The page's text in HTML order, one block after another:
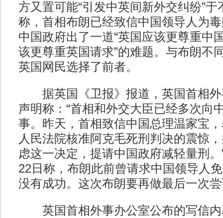
方又置可能“引发中英间新外交纠纷”
称，首相布朗已经致信中国领导人为
中国政府出了一道“英国应该更尊重中
该更尊重英国请求”的难题。与布朗不
英国网民选择了前者。
据英国《卫报》报道，英国首相外
声明称：“首相和外交大臣已经多次向
事。昨天，首相致信中国总理温家宝
人民法院核准阿克毛死刑判决的震惊
虑这一决定，提请中国政府减轻量刑
22日称，布朗此前曾请求中国领导人
没有成功。这次布朗要再做最后一次
英国首相外事办公室公布的写信内